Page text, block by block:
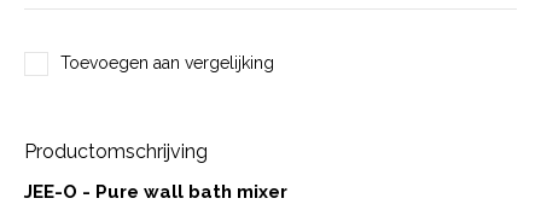
Toevoegen aan vergelijking
Productomschrijving
JEE-O - Pure wall bath mixer